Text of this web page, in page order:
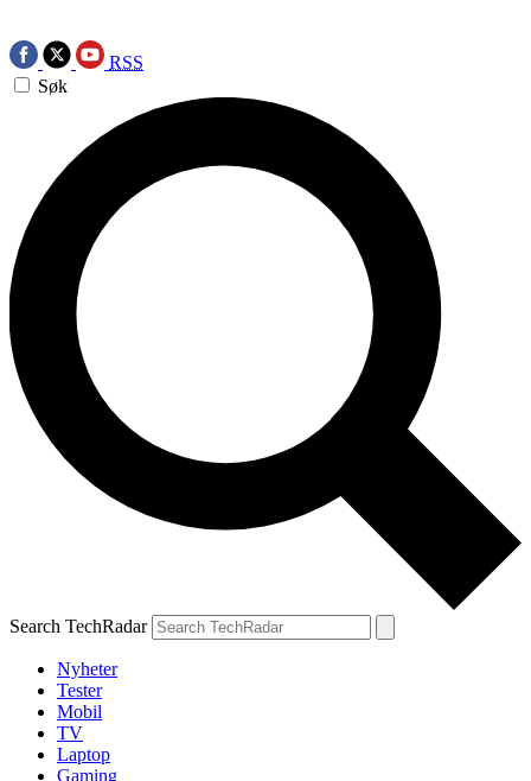
RSS
Søk
Search TechRadar
Nyheter
Tester
Mobil
TV
Laptop
Gaming